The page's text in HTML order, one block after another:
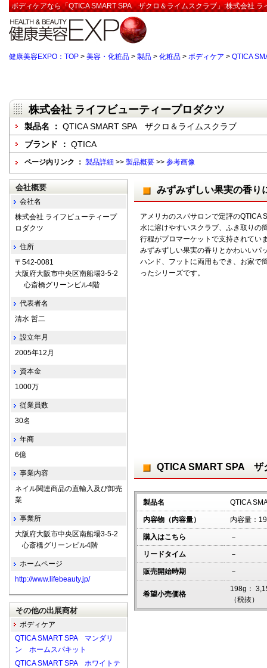
ボディケアなら「QTICA SMART SPA ザクロ＆ライムスクラブ」:株式会社
健康美容EXPO：TOP > 美容・化粧品 > 製品 > 化粧品 > ボディケア > QTICA
株式会社 ライフビューティープロダクツ
製品名 ： QTICA SMART SPA ザクロ＆ライムスクラブ
ブランド ： QTICA
ページ内リンク ： 製品詳細 >> 製品概要 >> 参考画像
みずみずしい果実の香り
アメリカのスパサロンで定評のQTICA
水に溶けやすいスクラブ、ふき取りの
行程がプロマーケットで支持されてい
みずみずしい果実の香りとかわいいパ
ハンド、フットに両用もでき、お家で
ったシリーズです。
QTICA SMART SPA ザ
製品名 QTICA
内容物（内容量） 内容量：
購入はこちら －
リードタイム －
販売開始時期 －
希望小売価格
198g：
（税抜）
会社概要
会社名
株式会社 ライフビューティープ
ロダクツ
住所
〒542-0081
大阪府大阪市中央区南船場3-5-2
心斎橋グリーンビル4階
代表者名
清水 哲二
設立年月
2005年12月
資本金
1000万
従業員数
30名
年商
6億
事業内容
ネイル関連商品の直輸入及び卸売
業
事業所
大阪府大阪市中央区南船場3-5-2
心斎橋グリーンビル4階
ホームページ
http://www.lifebeauty.jp/
その他の出展商材
ボディケア
QTICA SMART SPA マンダリ
ン ホームスパキット
QTICA SMART SPA ホワイトテ